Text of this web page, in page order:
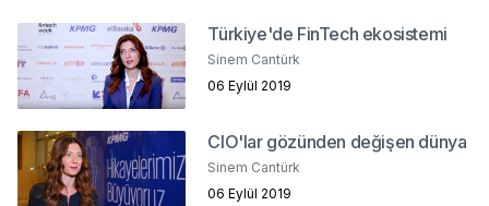
Türkiye'de FinTech ekosistemi
Sinem Cantürk
06 Eylül 2019
CIO'lar gözünden değişen dünya
Sinem Cantürk
06 Eylül 2019